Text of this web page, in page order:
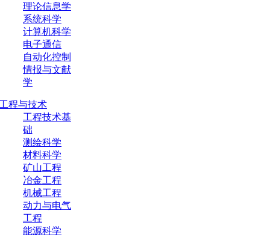
理论信息学
系统科学
计算机科学
电子通信
自动化控制
情报与文献
学
程与技术
工程技术基
础
测绘科学
材料科学
矿山工程
冶金工程
机械工程
动力与电气
工程
能源科学